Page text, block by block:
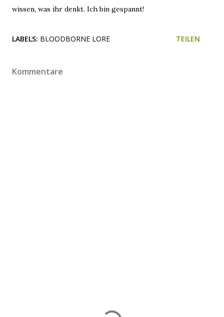
wissen, was ihr denkt. Ich bin gespannt!
LABELS: BLOODBORNE LORE TEILEN
Kommentare